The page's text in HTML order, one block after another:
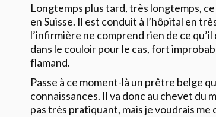
Longtemps plus tard, très longtemps,
en Suisse. Il est conduit à l’hôpital en
l’infirmière ne comprend rien de ce
dans le couloir pour le cas, fort
flamand.
Passe à ce moment-là un prêtre belge
connaissances. Il va donc au chevet du
pas très pratiquant, mais je voudrais